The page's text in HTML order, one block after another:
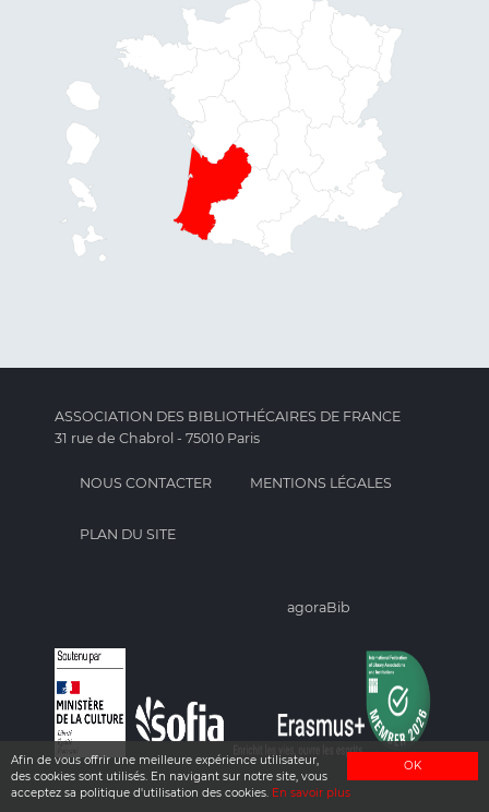
OK
Afin de vous offrir une meilleure expérience utilisateur,
des cookies sont utilisés. En navigant sur notre site, vous
acceptez sa politique d'utilisation des cookies. En savoir plus
ASSOCIATION DES BIBLIOTHÉCAIRES DE FRANCE
31 rue de Chabrol - 75010 Paris
NOUS CONTACTER MENTIONS LÉGALES
PLAN DU SITE
agoraBib